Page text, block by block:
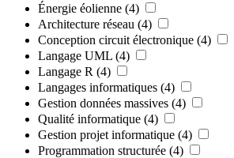
Énergie éolienne (4)
Architecture réseau (4)
Conception circuit électronique (4)
Langage UML (4)
Langage R (4)
Langages informatiques (4)
Gestion données massives (4)
Qualité informatique (4)
Gestion projet informatique (4)
Programmation structurée (4)